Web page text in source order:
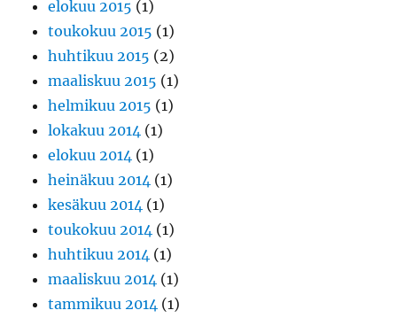
elokuu 2015 (1)
toukokuu 2015 (1)
huhtikuu 2015 (2)
maaliskuu 2015 (1)
helmikuu 2015 (1)
lokakuu 2014 (1)
elokuu 2014 (1)
heinäkuu 2014 (1)
kesäkuu 2014 (1)
toukokuu 2014 (1)
huhtikuu 2014 (1)
maaliskuu 2014 (1)
tammikuu 2014 (1)